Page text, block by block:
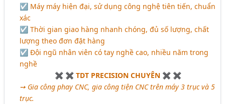
☑ Máy máy hiện đại, sử dụng công nghệ tiên tiến, chuẩn
xác
☑ Thời gian giao hàng nhanh chóng, đủ số lượng, chất
lượng theo đơn đặt hàng
☑ Đội ngũ nhân viên có tay nghề cao, nhiều năm trong
nghề
✖ ✖ TDT PRECISION CHUYÊN ✖ ✖
➙ Gia công phay CNC, gia công tiện CNC trên máy 3 trục và 5
trục.